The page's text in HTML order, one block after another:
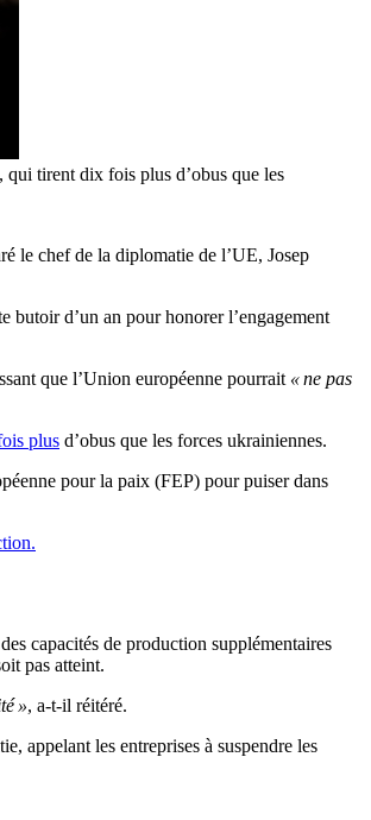
qui tirent dix fois plus d’obus que les
le chef de la diplomatie de l’UE, Josep
butoir d’un an pour honorer l’engagement
que l’Union européenne pourrait « ne pas
plus d’obus que les forces ukrainiennes.
pour la paix (FEP) pour puiser dans
capacités de production supplémentaires
pas atteint.
», a-t-il réitéré.
appelant les entreprises à suspendre les